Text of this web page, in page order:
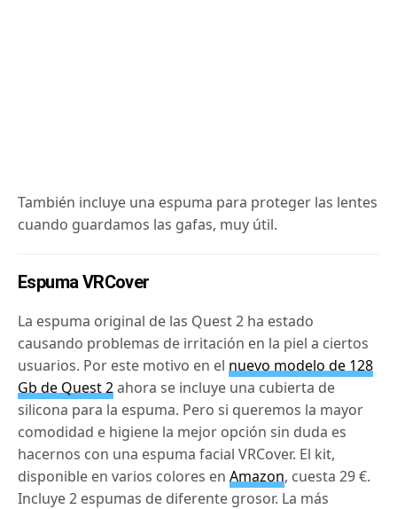
También incluye una espuma para proteger las lentes
cuando guardamos las gafas, muy útil.
Espuma VRCover
La espuma original de las Quest 2 ha estado
causando problemas de irritación en la piel a ciertos
usuarios. Por este motivo en el nuevo modelo de 128
Gb de Quest 2ahora se incluye una cubierta de
silicona para la espuma. Pero si queremos la mayor
comodidad e higiene la mejor opción sin duda es
hacernos con una espuma facial VRCover. El kit,
disponible en varios colores enAmazon, cuesta 29 €.
Incluye 2 espumas de diferente grosor. La más